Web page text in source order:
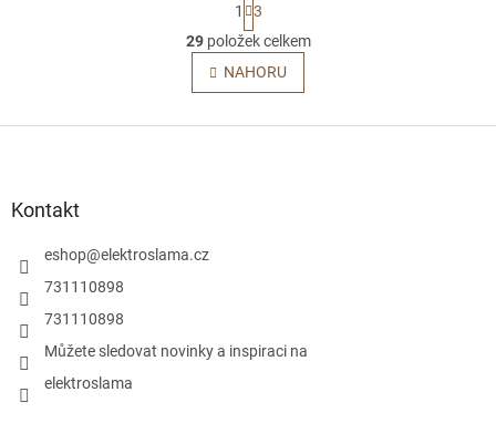
O
v
l
á
p
t
r
á
n
k
v
1
3
29položek celkem
NAHORU
Kontakt
eshop@elektroslama.cz
731110898
731110898
Můžete sledovat novinky a inspiraci na
elektroslama